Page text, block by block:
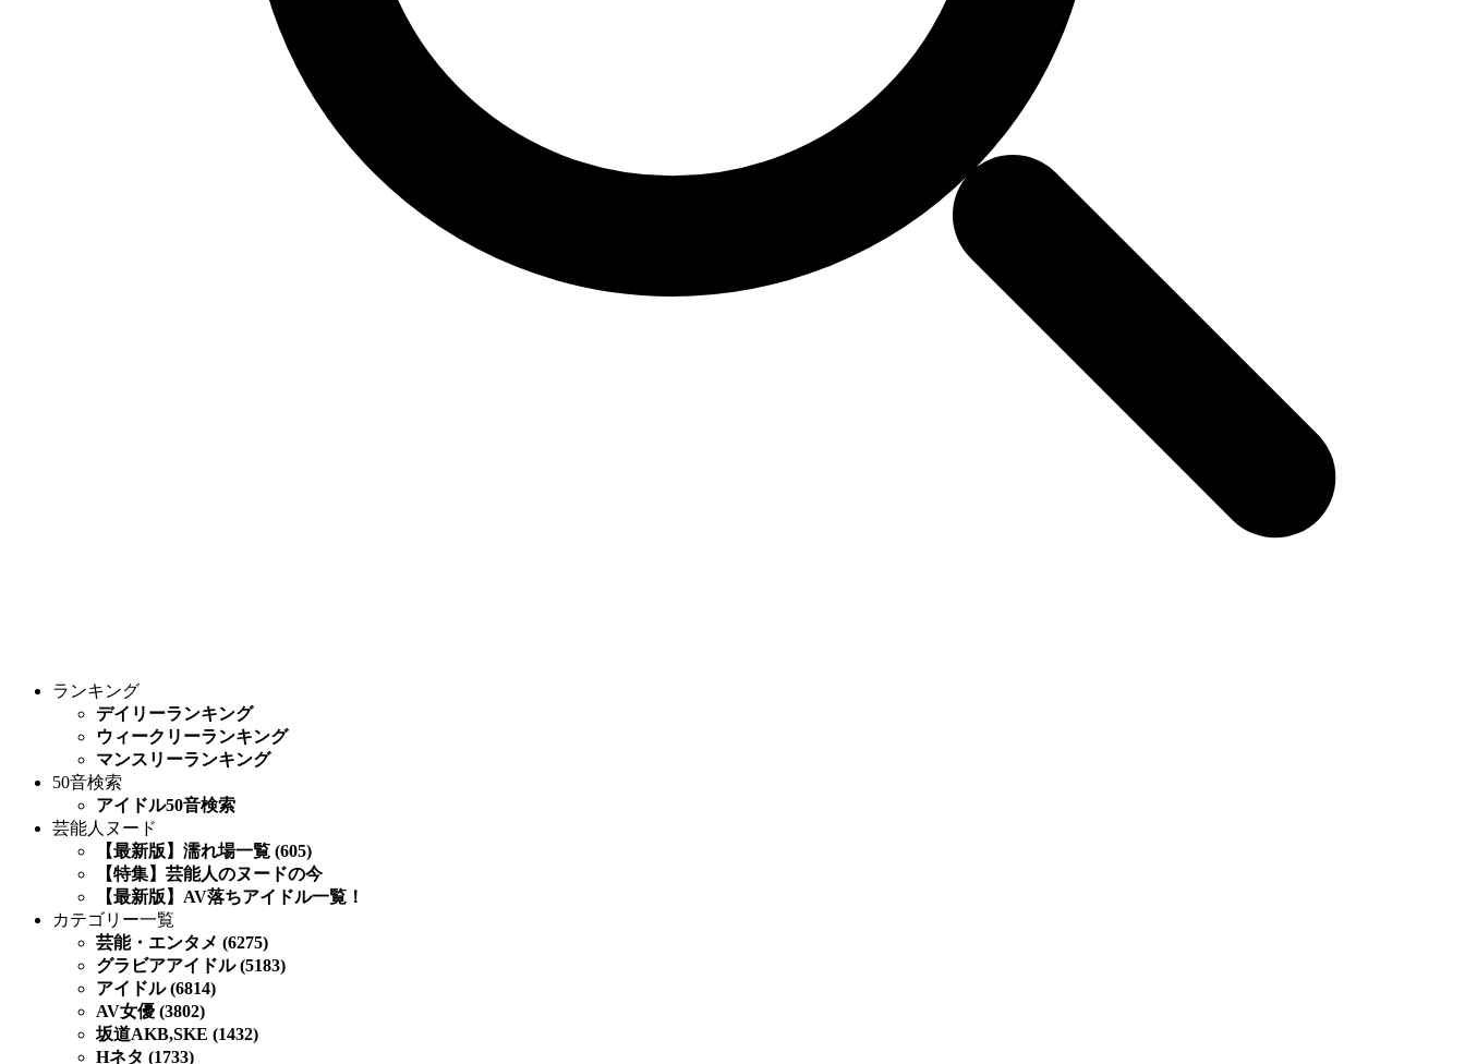
ランキング
デイリーランキング
ウィークリーランキング
マンスリーランキング
50音検索
アイドル50音検索
芸能人ヌード
【最新版】濡れ場一覧 (605)
【特集】芸能人のヌードの今
【最新版】AV落ちアイドル一覧！
カテゴリー一覧
芸能・エンタメ (6275)
グラビアアイドル (5183)
アイドル (6814)
AV女優 (3802)
坂道AKB,SKE (1432)
Hネタ (1733)